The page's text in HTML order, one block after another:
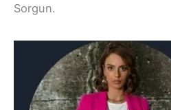
Sorgun.